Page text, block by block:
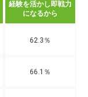
経験を活かし即戦力
になるから
62.3％
66.1％